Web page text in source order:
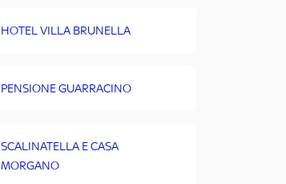
HOTEL VILLA BRUNELLA
PENSIONE GUARRACINO
SCALINATELLA E CASA
MORGANO